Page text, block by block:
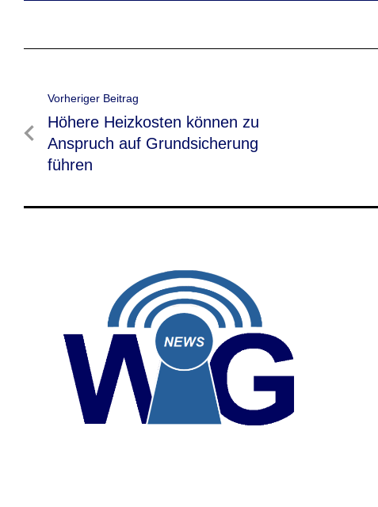
Beitragsnavigation
Vorheriger Beitrag
Vorheriger
Beitrag
Höhere Heizkosten können zu
Anspruch auf Grundsicherung
führen